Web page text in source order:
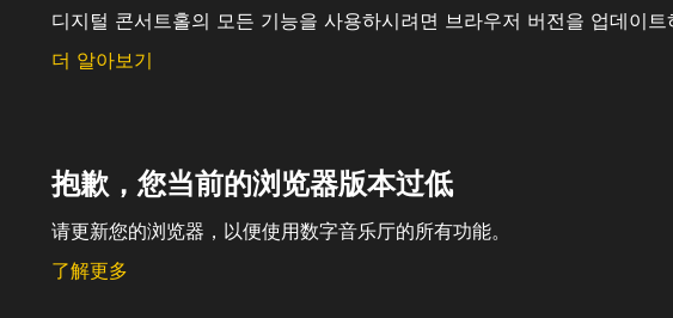
디지털 콘서트홀의 모든 기능을 사용하시려면 브라우저 버전을 업데이트
더 알아보기
抱歉，您当前的浏览器版本过低
请更新您的浏览器，以便使用数字音乐厅的所有功能。
了解更多